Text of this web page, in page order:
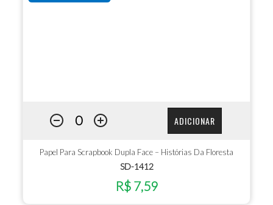
ADICIONAR
Papel Para Scrapbook Dupla Face – Histórias Da Floresta
SD-1412
R$ 7,59